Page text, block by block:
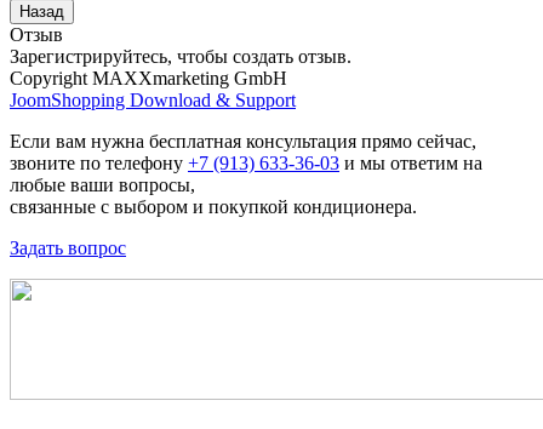
Отзыв
Зарегистрируйтесь, чтобы создать отзыв.
Copyright MAXXmarketing GmbH
JoomShopping Download & Support
Если вам нужна бесплатная консультация прямо сейчас,
звоните по телефону +7 (913) 633-36-03 и мы ответим на
любые ваши вопросы,
связанные с выбором и покупкой кондиционера.
Задать вопрос